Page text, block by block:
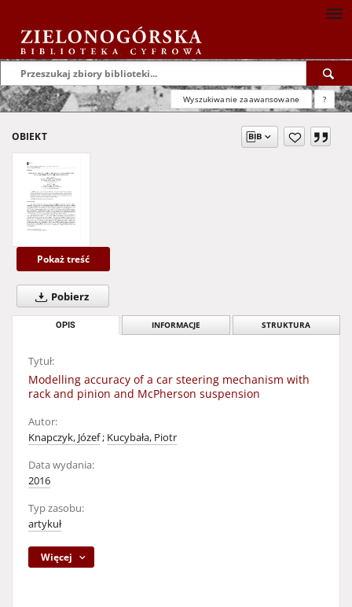
Wyszukiwanie zaawansowane ?
OBIEKT
Pokaż treść
Pobierz
OPIS INFORMACJE STRUKTURA
Tytuł:
Modelling accuracy of a car steering mechanism with
rack and pinion and McPherson suspension
Autor:
Knapczyk, Józef; Kucybała, Piotr
Data wydania:
2016
Typ zasobu:
artykuł
Więcej